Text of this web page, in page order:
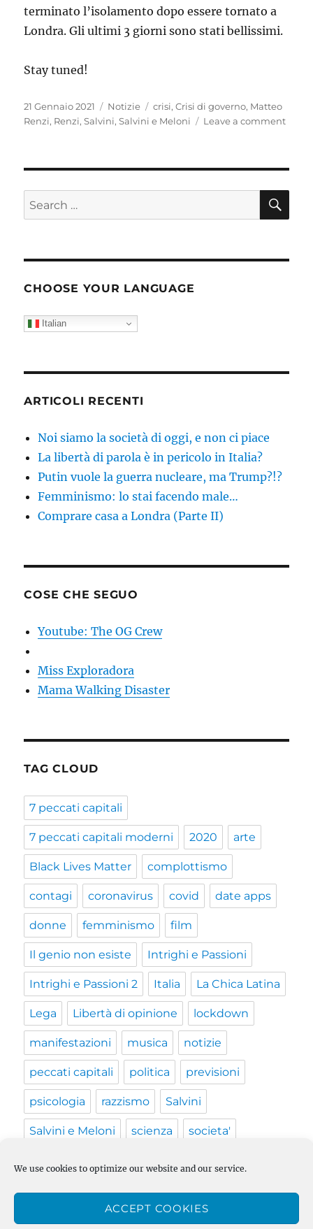
We use cookies to optimize our website and our service.
ACCEPT COOKIES
terminato l’isolamento dopo essere tornato a
Londra. Gli ultimi 3 giorni sono stati bellissimi.
Stay tuned!
Posted
on
21 Gennaio 2021 Categories
Notizie Tags
crisi,Crisi di governo, Matteo
Renzi, Renzi,Salvini,Salvini e Meloni Leave a commenton
Search
for:
CHOOSE YOUR LANGUAGE
Italian
ARTICOLI RECENTI
Noi siamo la società di oggi, e non ci piace
La libertà di parola è in pericolo in Italia?
Putin vuole la guerra nucleare, ma Trump?!?
Femminismo: lo stai facendo male…
Comprare casa a Londra (Parte II)
COSE CHE SEGUO
Youtube: The OG Crew
Miss Exploradora
Mama Walking Disaster
TAG CLOUD
7 peccati capitali
7 peccati capitali moderni 2020 arte
Black Lives Matter complottismo
contagi coronavirus covid date apps
donne femminismo film
Il genio non esiste Intrighi e Passioni
Intrighi e Passioni 2 Italia La Chica Latina
Lega Libertà di opinione lockdown
manifestazioni musica notizie
peccati capitali politica previsioni
psicologia razzismo Salvini
Salvini e Meloni scienza societa'
trans transfobia Trump UK vaccino